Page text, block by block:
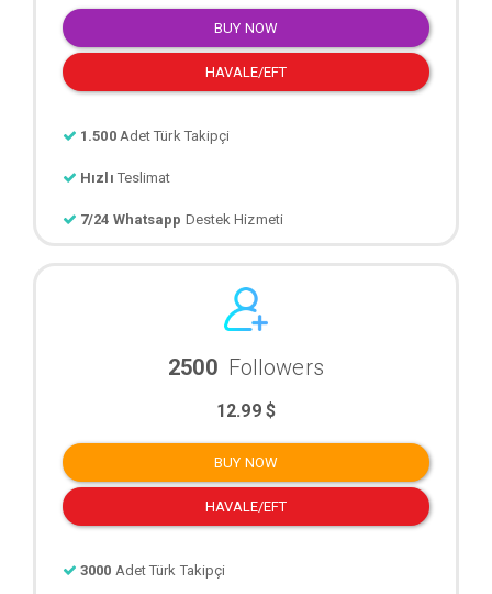
BUY NOW
HAVALE/EFT
1.500 Adet Türk Takipçi
Hızlı Teslimat
7/24 Whatsapp Destek Hizmeti
2500 Followers
12.99 $
BUY NOW
HAVALE/EFT
3000 Adet Türk Takipçi